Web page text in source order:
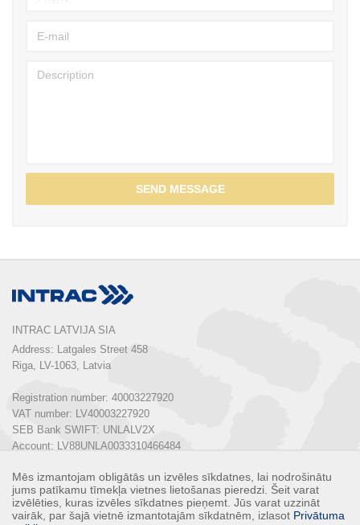
SEND MESSAGE
INTRAC LATVIJA SIA
Address: Latgales Street 458
Riga, LV-1063, Latvia
Registration number: 40003227920
VAT number: LV40003227920
SEB Bank SWIFT: UNLALV2X
Account: LV88UNLA0033310466484
Phone: + 371 67 803 700
E-mail: info@intrac.lv
Mēs izmantojam obligātās un izvēles sīkdatnes, lai nodrošinātu
jums patīkamu tīmekļa vietnes lietošanas pieredzi. Šeit varat
izvēlēties, kuras izvēles sīkdatnes pieņemt. Jūs varat uzzināt
vairāk, par šajā vietnē izmantotajām sīkdatnēm, izlasot Privātuma